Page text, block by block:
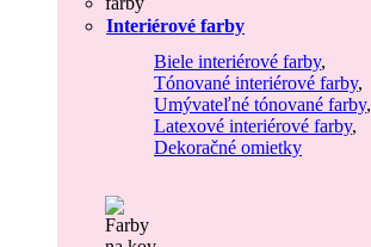
Interiérové farby
Biele interiérové farby,
Tónované interiérové farby,
Umývateľné tónované farby,
Latexové interiérové farby,
Dekoračné omietky